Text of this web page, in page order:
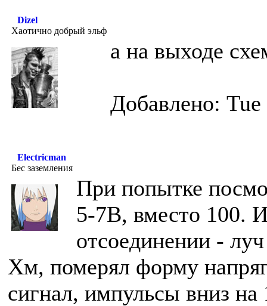
Dizel
Хаотично добрый эльф
а на выходе
Добавлено:
Electricman
Бес заземления
При попытке
5-7В, вместо 100.
отсоединении -
Хм, померял форму
сигнал, импульсы вниз